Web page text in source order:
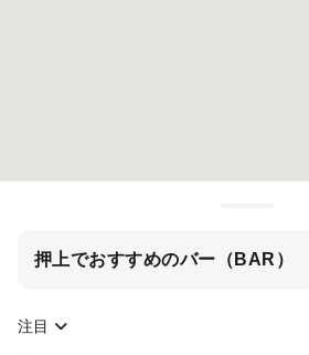
押上でおすすめのバー（BAR）
注目